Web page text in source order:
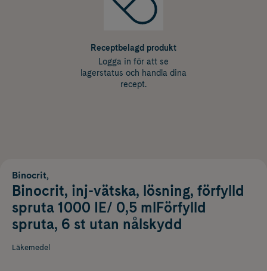
Receptbelagd produkt
Logga in för att se
lagerstatus och handla dina
recept.
Binocrit,
Binocrit, inj-vätska, lösning, förfylld
spruta 1000 IE/ 0,5 mlFörfylld
spruta, 6 st utan nålskydd
Läkemedel